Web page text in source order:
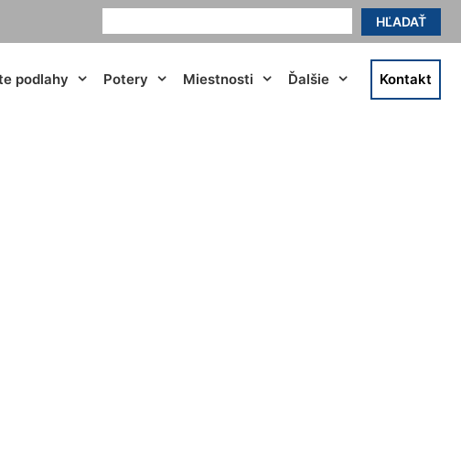
HĽADAŤ
podlahy Potery Miestnosti Ďalšie Kontakt